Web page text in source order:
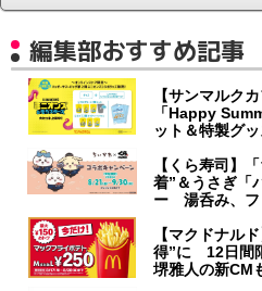
編集部おすすめ記事
【サンマルク
「Happy
ット＆特製グ
【くら寿司】
着”＆うさぎ「
ー 湯呑み、フ
【マクドナル
得”に 12日間
堺雅人の新CM